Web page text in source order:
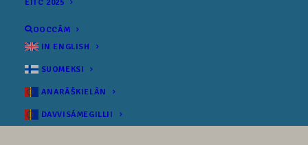
EITC 2025
OOCCÂM
IN ENGLISH
SUOMEKSI
ANARÂŠKIELÂN
DAVVISÁMEGILLII